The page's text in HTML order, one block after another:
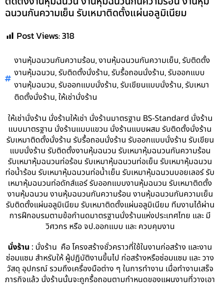
ฉนวนกันความเย็น รับเหมาติดตั้งแผ่นอลูมิเนียม
Post Views:318
งานหุ้มฉนวนกันความร้อน,งานหุ้มฉนวนกันความเย็น,รับติดตั้ง
งานหุ้มฉนวน,รับติดตั้งนั่งร้าน,รับรื้อถอนนั่งร้าน,รับออกแบบ
งานหุ้มฉนวน,รับออกแบบนั่งร้าน,รับเขียนแบบนั่งร้าน,รับเหมา
ติดตั้งนั่งร้าน,ให้เช่านั่งร้าน
ให้เช่านั่งร้าน นั่งร้านให้เช่า นั่งร้านมาตรฐาน BS-Standard นั่งร้าน
แบบมาตรฐาน นั่งร้านแบบแขวน นั่งร้านแบบผสม รับติดตั้งนั่งร้าน
รับเหมาติดตั้งนั่งร้าน รับรื้อถอนนั่งร้าน รับออกแบบนั่งร้าน รับเขียน
แบบนั่งร้าน รับติดตั้งงานหุ้มฉนวน รับเหมาหุ้มฉนวนกันความร้อน
รับเหมาหุ้มฉนวนท่อร้อน รับเหมาหุ้มฉนวนท่อเย็น รับเหมาหุ้มฉนวน
ท่อน้ำร้อน รับเหมาหุ้มฉนวนท่อน้ำเย็น รับเหมาหุ้มฉนวนบอยเลอร์ รับ
เหมาหุ้มฉนวนท่อดักส์แอร์ รับออกแบบงานหุ้มฉนวน รับเหมาติดตั้ง
งานหุ้มฉนวน งานหุ้มฉนวนกันความร้อน งานหุ้มฉนวนกันความเย็น
รับติดตั้งแผ่นอลูมิเนียม รับเหมาติดตั้งแผ่นอลูมิเนียม ทีมงานได้ผ่าน
การฝึกอบรมตามข้อกำนดมาตรฐานนั่งร้านแห่งประเทศไทย และ มี
วิศวกร หรือ จป.ออกแบบ และ ควบคุมงาน
นั่งร้าน : นั่งร้าน คือ โครงสร้างชั่วคราวที่ใช้ในงานก่อสร้าง และงาน
ซ่อมแซม สำหรับให้ ผู้ปฏิบัติงานขึ้นไป ก่อสร้างหรือซ่อมแซม และ วาง
วัสดุ อุปกรณ์ รวมถึงเครื่องมือต่าง ๆ ในการทำงาน เมื่อทำงานเสร็จ
ภารกิจแล้ว นั่งร้านนั้นจะถูกรื้อถอนตามกำหนดของแผนงานที่วางเอา